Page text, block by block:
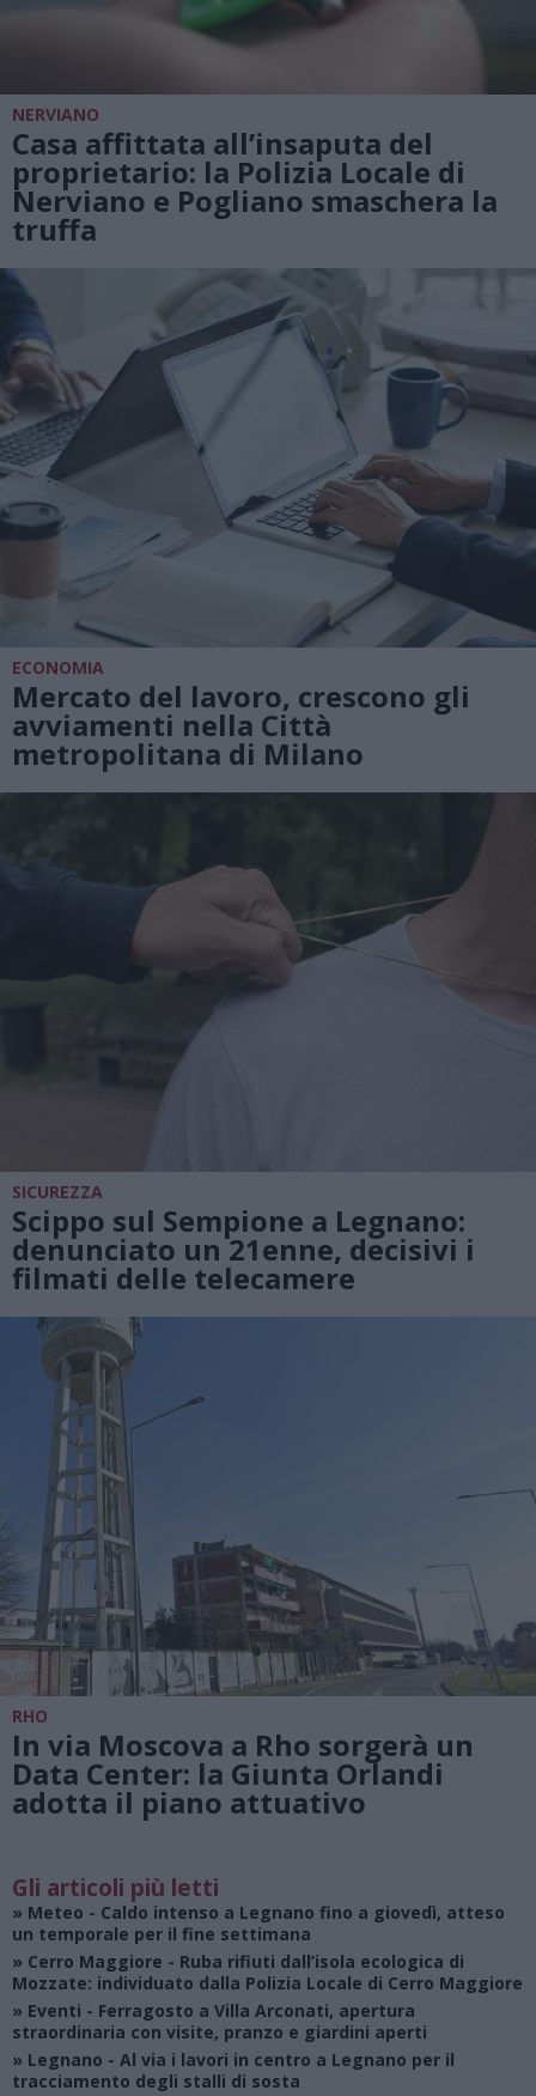
NERVIANO
Casa affittata all’insaputa del
proprietario: la Polizia Locale di
Nerviano e Pogliano smaschera la
truffa
ECONOMIA
Mercato del lavoro, crescono gli
avviamenti nella Città
metropolitana di Milano
SICUREZZA
Scippo sul Sempione a Legnano:
denunciato un 21enne, decisivi i
filmati delle telecamere
RHO
In via Moscova a Rho sorgerà un
Data Center: la Giunta Orlandi
adotta il piano attuativo
Gli articoli più letti
» Meteo - Caldo intenso a Legnano fino a giovedì, atteso
un temporale per il fine settimana
» Cerro Maggiore - Ruba rifiuti dall’isola ecologica di
Mozzate: individuato dalla Polizia Locale di Cerro Maggiore
» Eventi - Ferragosto a Villa Arconati, apertura
straordinaria con visite, pranzo e giardini aperti
» Legnano - Al via i lavori in centro a Legnano per il
tracciamento degli stalli di sosta